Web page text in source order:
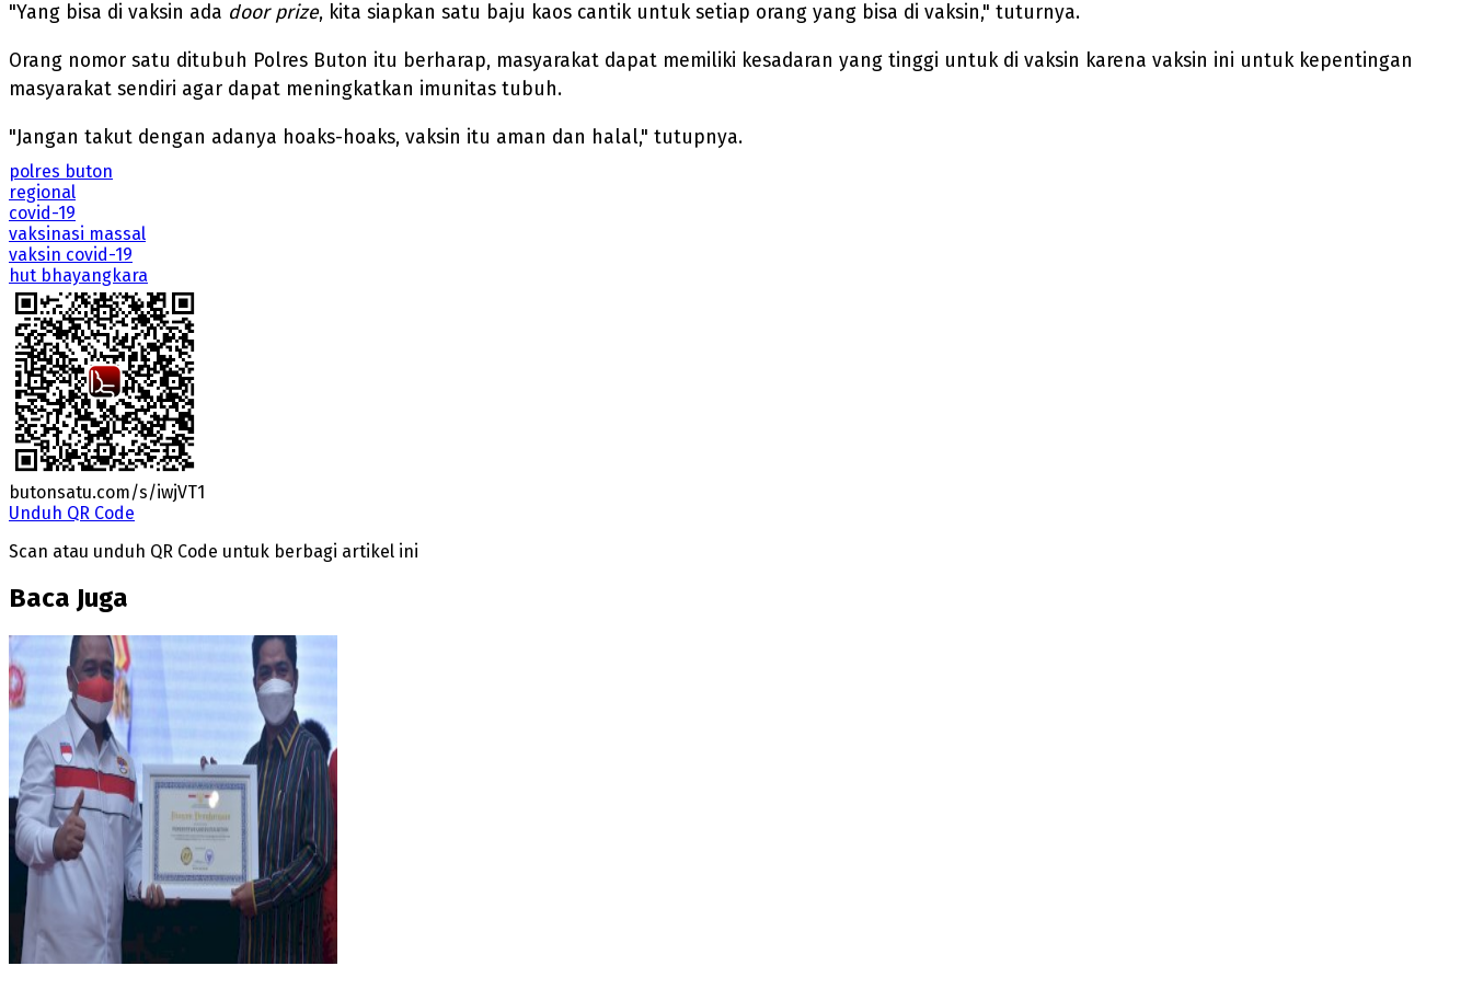
"Yang bisa di vaksin ada door prize, kita siapkan satu baju kaos cantik untuk setiap orang yang bisa di vaksin," tuturnya.
Orang nomor satu ditubuh Polres Buton itu berharap, masyarakat dapat memiliki kesadaran yang tinggi untuk di vaksin karena vaksin ini untuk kepentingan
masyarakat sendiri agar dapat meningkatkan imunitas tubuh.
"Jangan takut dengan adanya hoaks-hoaks, vaksin itu aman dan halal," tutupnya.
polres buton
regional
covid-19
vaksinasi massal
vaksin covid-19
hut bhayangkara
butonsatu.com/s/iwjVT1
Unduh QR Code
Scan atau unduh QR Code untuk berbagi artikel ini
Baca Juga